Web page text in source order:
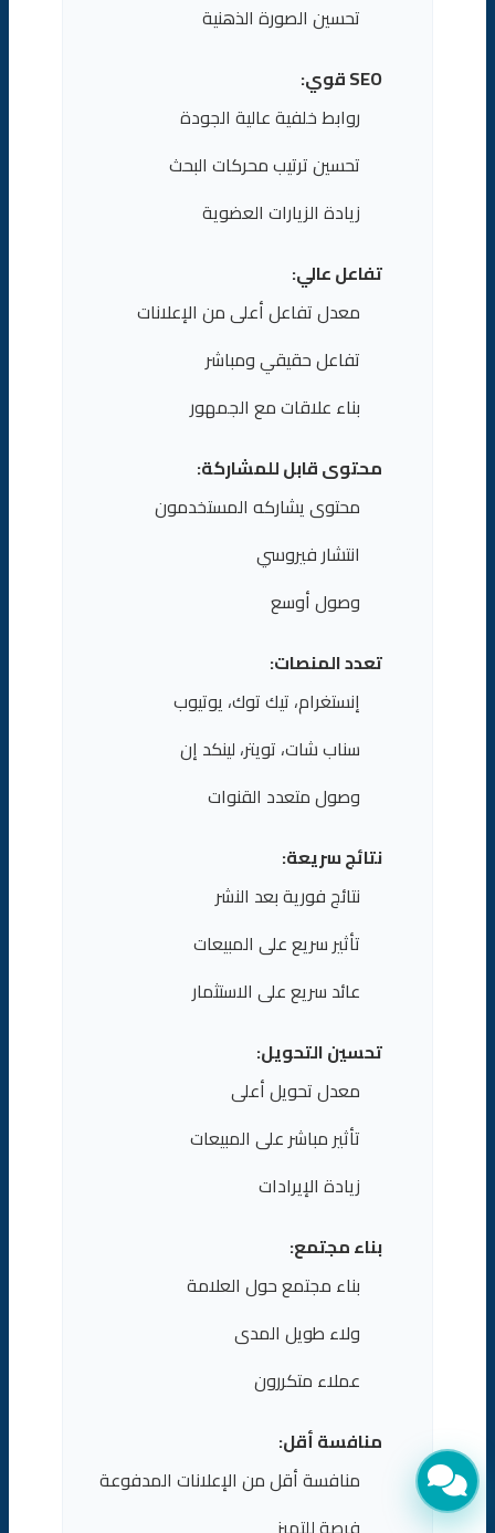
تحسين الصورة الذهنية
SEO قوي:
روابط خلفية عالية الجودة
تحسين ترتيب محركات البحث
زيادة الزيارات العضوية
تفاعل عالي:
معدل تفاعل أعلى من الإعلانات
تفاعل حقيقي ومباشر
بناء علاقات مع الجمهور
محتوى قابل للمشاركة:
محتوى يشاركه المستخدمون
انتشار فيروسي
وصول أوسع
تعدد المنصات:
إنستغرام، تيك توك، يوتيوب
سناب شات، تويتر، لينكد إن
وصول متعدد القنوات
نتائج سريعة:
نتائج فورية بعد النشر
تأثير سريع على المبيعات
عائد سريع على الاستثمار
تحسين التحويل:
معدل تحويل أعلى
تأثير مباشر على المبيعات
زيادة الإيرادات
بناء مجتمع:
بناء مجتمع حول العلامة
ولاء طويل المدى
عملاء متكررون
منافسة أقل:
منافسة أقل من الإعلانات المدفوعة